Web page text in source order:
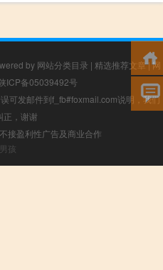
by 网站分类目录 | 精选推荐文章|网
ICP备05039492号
可发邮件到f_fb#foxmail.com说明，我们
正，谢谢
接盈利性广告及商业合作
孩